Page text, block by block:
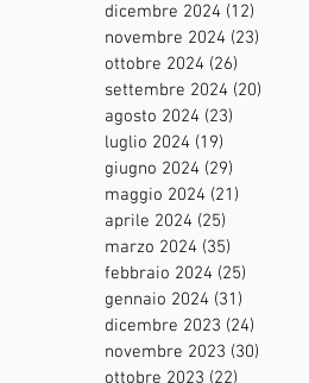
dicembre 2024 (12)
novembre 2024 (23)
ottobre 2024 (26)
settembre 2024 (20)
agosto 2024 (23)
luglio 2024 (19)
giugno 2024 (29)
maggio 2024 (21)
aprile 2024 (25)
marzo 2024 (35)
febbraio 2024 (25)
gennaio 2024 (31)
dicembre 2023 (24)
novembre 2023 (30)
ottobre 2023 (22)